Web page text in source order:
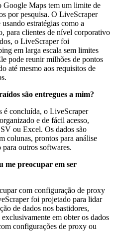
Google Maps tem um limite de
por pesquisa. O LiveScraper
estratégias como a
para clientes de nível corporativo
o LiveScraper foi
em larga escala sem limites
pode reunir milhões de pontos
até mesmo aos requisitos de
são entregues a mim?
é concluída, o LiveScraper
e de fácil acesso,
ou Excel. Os dados são
colunas, prontos para análise
outros softwares.
me preocupar em ser
com configuração de proxy
foi projetado para lidar
de dados nos bastidores,
em obter os dados
configurações de proxy ou